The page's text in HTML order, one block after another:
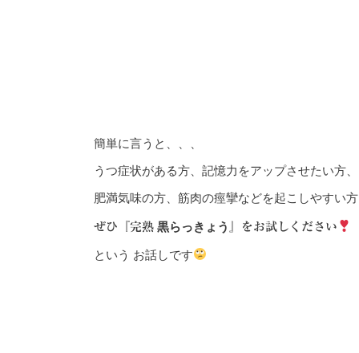
簡単に言うと、、、
うつ症状がある方、記憶力をアップさせたい方、
肥満気味の方、筋肉の痙攣などを起こしやすい方
ぜひ『完熟 黒らっきょう 』をお試しください
という お話しです